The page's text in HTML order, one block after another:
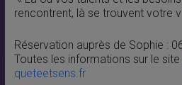
rencontrent, là se trouvent votre
Réservation auprès de Sophie :
Toutes les informations sur le site
queteetsens.fr